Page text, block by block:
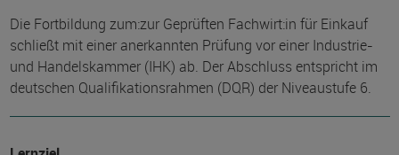
Die Fortbildung zum:zur Geprüften Fachwirt:in für Einkauf
schließt mit einer anerkannten Prüfung vor einer Industrie-
und Handelskammer (IHK) ab. Der Abschluss entspricht im
deutschen Qualifikationsrahmen (DQR) der Niveaustufe 6.